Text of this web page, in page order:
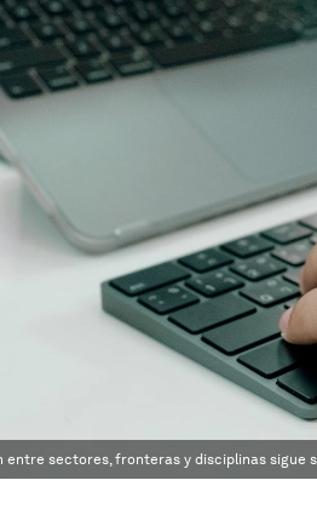
sectores, fronteras y disciplinas sigue